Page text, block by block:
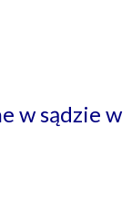
w sądzie w